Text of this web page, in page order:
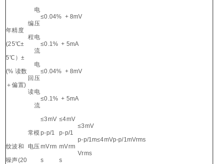
年精度
(25℃±
5℃）±
(% 读数
＋偏置)
编
程
电
压
≤0.04% + 8mV
电
流
≤0.1% + 5mA
回
读
电
压
≤0.04% + 8mV
电
流
≤0.1% + 5mA
纹波和
噪声(20
常模
电压
≤3mV
p-p/1
mVrm
s
≤4mV
p-p/1
mVrm
s
≤3mV
p-p/1m
Vrms
≤4mVp-p/1mVrms